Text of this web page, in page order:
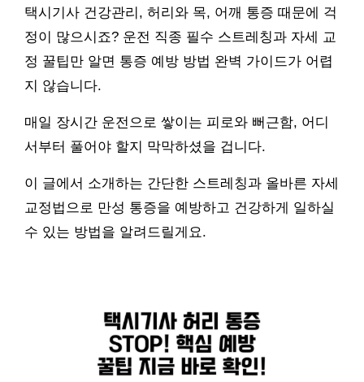
택시기사 건강관리, 허리와 목, 어깨 통증 때문에 걱
정이 많으시죠? 운전 직종 필수 스트레칭과 자세 교
정 꿀팁만 알면 통증 예방 방법 완벽 가이드가 어렵
지 않습니다.
매일 장시간 운전으로 쌓이는 피로와 뻐근함, 어디
서부터 풀어야 할지 막막하셨을 겁니다.
이 글에서 소개하는 간단한 스트레칭과 올바른 자세
교정법으로 만성 통증을 예방하고 건강하게 일하실
수 있는 방법을 알려드릴게요.